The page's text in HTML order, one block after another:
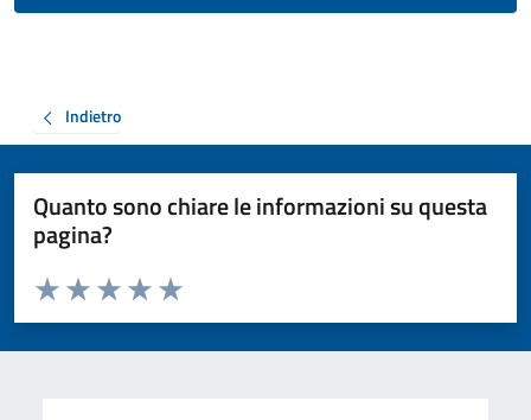
Indietro
Quanto sono chiare le informazioni su questa
pagina?
Valuta da 1 a 5 stelle la pagina
Valuta 5 stelle su 5
Valuta 4 stelle su 5
Valuta 3 stelle su 5
Valuta 2 stelle su 5
Valuta 1 stelle su 5